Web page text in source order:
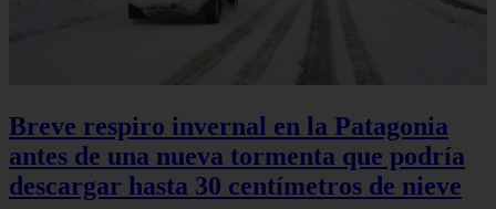
Breve respiro invernal en la Patagonia
antes de una nueva tormenta que podría
descargar hasta 30 centímetros de nieve